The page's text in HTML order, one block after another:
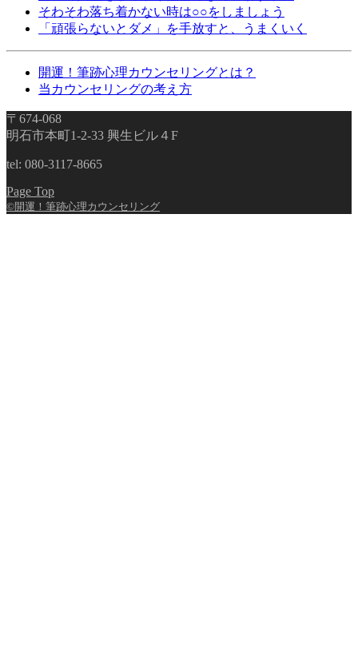
そわそわ落ち着かない時は○○をしましょう
「頑張らないとダメ」を手放すと、うまくいく
開運！筆跡心理カウンセリングとは？
当カウンセリングの考え方
〒674-068
明石市本町1-2-33 興生ビル４F
tel: 080-3117-8665
Page Top
©開運！筆跡心理カウンセリング